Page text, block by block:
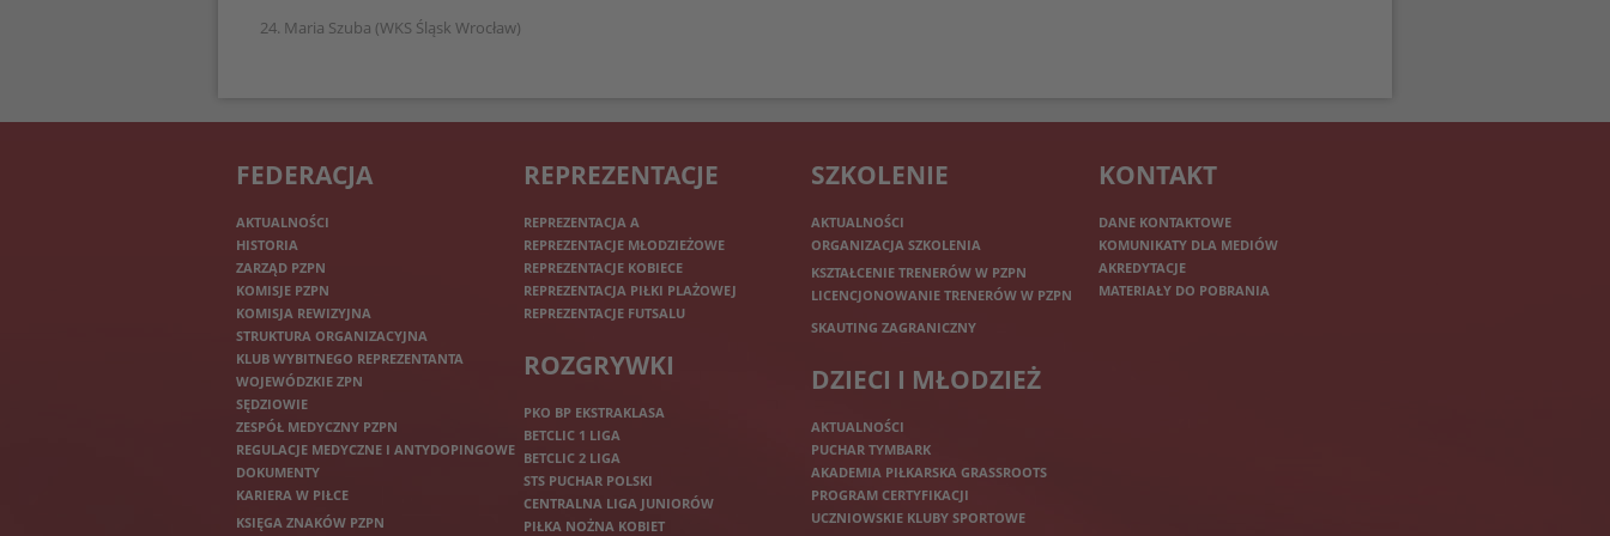
24. Maria Szuba (WKS Śląsk Wrocław)
FEDERACJA
AKTUALNOŚCI
HISTORIA
ZARZĄD PZPN
KOMISJE PZPN
KOMISJA REWIZYJNA
STRUKTURA ORGANIZACYJNA
KLUB WYBITNEGO REPREZENTANTA
WOJEWÓDZKIE ZPN
SĘDZIOWIE
ZESPÓŁ MEDYCZNY PZPN
REGULACJE MEDYCZNE I ANTYDOPINGOWE
DOKUMENTY
KARIERA W PIŁCE
KSIĘGA ZNAKÓW PZPN
REPREZENTACJE
REPREZENTACJA A
REPREZENTACJE MŁODZIEŻOWE
REPREZENTACJE KOBIECE
REPREZENTACJA PIŁKI PLAŻOWEJ
REPREZENTACJE FUTSALU
ROZGRYWKI
PKO BP EKSTRAKLASA
BETCLIC 1 LIGA
BETCLIC 2 LIGA
STS PUCHAR POLSKI
CENTRALNA LIGA JUNIORÓW
PIŁKA NOŻNA KOBIET
SZKOLENIE
AKTUALNOŚCI
ORGANIZACJA SZKOLENIA
KSZTAŁCENIE TRENERÓW W PZPN
LICENCJONOWANIE TRENERÓW W PZPN
SKAUTING ZAGRANICZNY
DZIECI I MŁODZIEŻ
AKTUALNOŚCI
PUCHAR TYMBARK
AKADEMIA PIŁKARSKA GRASSROOTS
PROGRAM CERTYFIKACJI
UCZNIOWSKIE KLUBY SPORTOWE
KONTAKT
DANE KONTAKTOWE
KOMUNIKATY DLA MEDIÓW
AKREDYTACJE
MATERIAŁY DO POBRANIA